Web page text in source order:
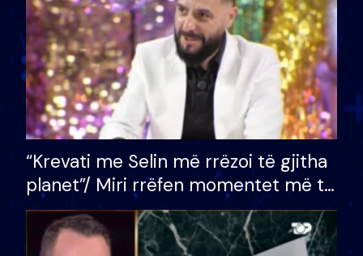
“Krevati me Selin më rrëzoi të gjitha
planet”/ Miri rrëfen momentet më të
bukura në shtëpinë e BB VIP: Do më
mungojë zilja e mëngjesit kur…